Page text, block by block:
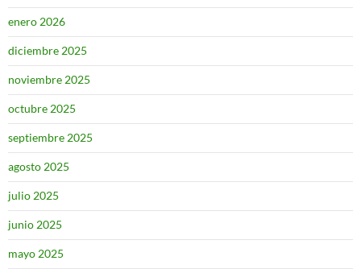
enero 2026
diciembre 2025
noviembre 2025
octubre 2025
septiembre 2025
agosto 2025
julio 2025
junio 2025
mayo 2025